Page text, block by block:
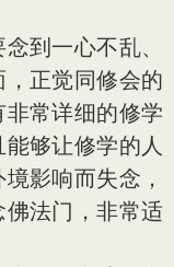
到一心不乱、
正觉同修会的
常详细的修学
够让修学的人
影响而失念，
法门，非常适